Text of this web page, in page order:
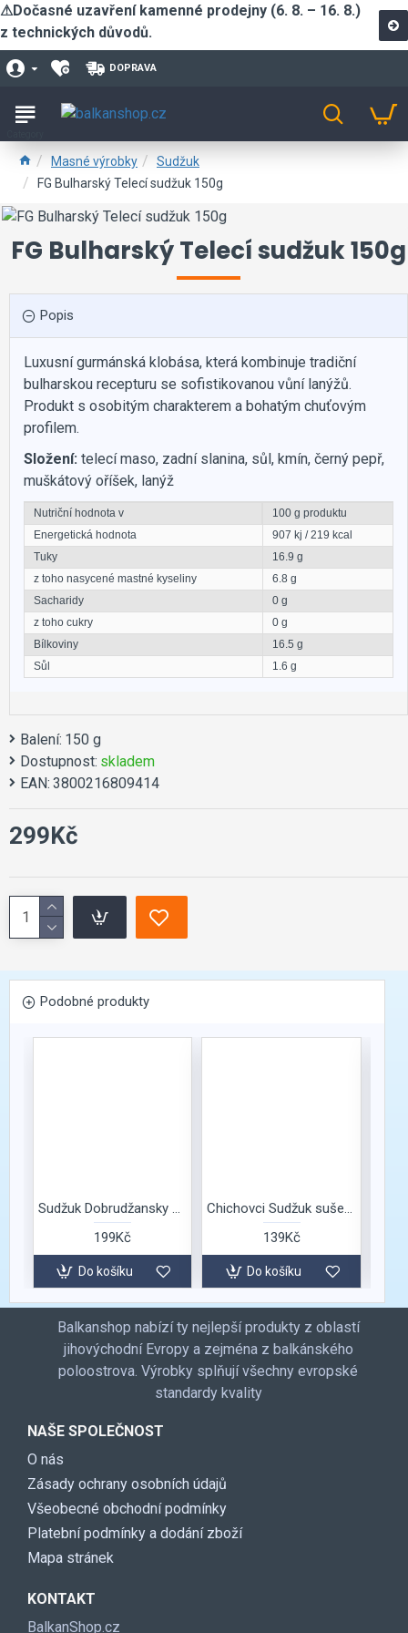
⚠Dočasné uzavření kamenné prodejny (6. 8. – 16. 8.)
z technických důvodů.
DOPRAVA
Masné výrobky
Sudžuk
FG Bulharský Telecí sudžuk 150g
FG Bulharský Telecí sudžuk 150g
Popis
Luxusní gurmánská klobása, která kombinuje tradiční
bulharskou recepturu se sofistikovanou vůní lanýžů.
Produkt s osobitým charakterem a bohatým chuťovým
profilem.
Složení: telecí maso, zadní slanina, sůl, kmín, černý pepř,
muškátový oříšek, lanýž
Nutriční hodnota v
100 g produktu
Energetická hodnota
907 kj / 219 kcal
Tuky
16.9 g
z toho nasycené mastné kyseliny
6.8 g
Sacharidy
0 g
z toho cukry
0 g
Bílkoviny
16.5 g
Sůl
1.6 g
Balení: 150 g
Dostupnost: skladem
EAN: 3800216809414
299Kč
Podobné produkty
Sudžuk Dobrudžansky Orehite
199Kč
Do košíku
Chichovci Sudžuk sušené maso
139Kč
Do košíku
Balkanshop nabízí ty nejlepší produkty z oblastí
jihovýchodní Evropy a zejména z balkánského
poloostrova. Výrobky splňují všechny evropské
standardy kvality
NAŠE SPOLEČNOST
O nás
Zásady ochrany osobních údajů
Všeobecné obchodní podmínky
Platební podmínky a dodání zboží
Mapa stránek
KONTAKT
BalkanShop.cz